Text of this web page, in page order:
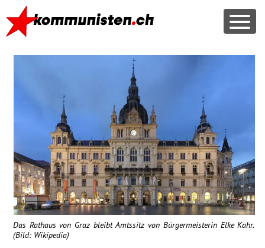
Das Rathaus von Graz bleibt Amtssitz von Bürgermeisterin Elke Kahr.
(Bild: Wikipedia)